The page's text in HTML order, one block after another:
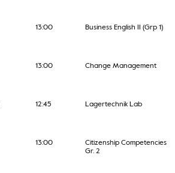
13:00 Business English II (Grp 1)
13:00 Change Management
12:45 Lagertechnik Lab
13:00
Citizenship Competencies
Gr. 2